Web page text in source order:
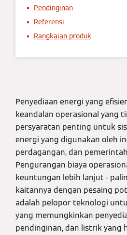
Pendinginan
Referensi
Rangkaian produk
Penyediaan energi yang
keandalan operasional yang
persyaratan penting untuk
energi yang digunakan oleh
perdagangan, dan
Pengurangan biaya
keuntungan lebih lanjut -
kaitannya dengan pesaing
adalah pelopor teknologi
yang memungkinkan
pendinginan, dan listrik yang